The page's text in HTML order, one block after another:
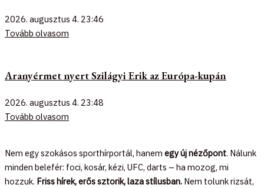
2026. augusztus 4. 23:46
Tovább olvasom
Aranyérmet nyert Szilágyi Erik az Európa-kupán
2026. augusztus 4. 23:48
Tovább olvasom
Nem egy szokásos sporthírportál, hanem egy új nézőpont. Nálunk
minden belefér: foci, kosár, kézi, UFC, darts – ha mozog, mi
hozzuk. Friss hírek, erős sztorik, laza stílusban. Nem tolunk rizsát,